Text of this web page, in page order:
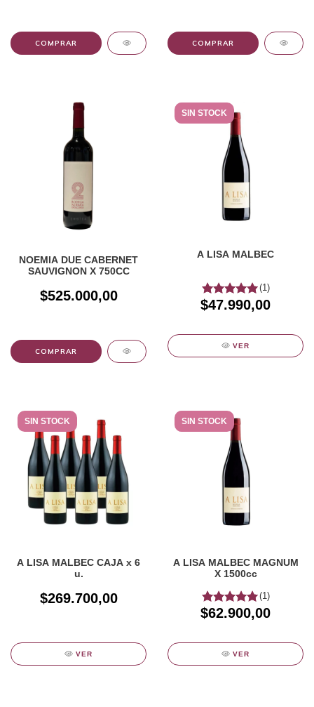
NOEMIA DUE CABERNET
SAUVIGNON X 750CC
$525.000,00
SIN STOCK
A LISA MALBEC
(1)
$47.990,00
VER
SIN STOCK
A LISA MALBEC CAJA x 6
u.
$269.700,00
VER
SIN STOCK
A LISA MALBEC MAGNUM
X 1500cc
(1)
$62.900,00
VER